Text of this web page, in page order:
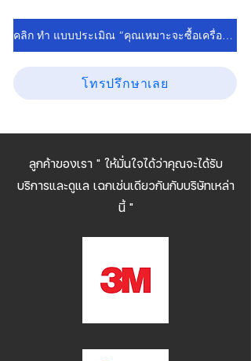
คลิก ทำ แบบประเมิณ “คุณเหมาะจะซื้อเครื่องอัดสายไหม?”
โทรปรึกษาเลย
ลูกค้าของเรา " ให้มั่นใจได้ว่าคุณจะได้รับ
บริการและดูแล เฉกเช่นเดียวกันกับบริษัทเหล่า
นี้ "